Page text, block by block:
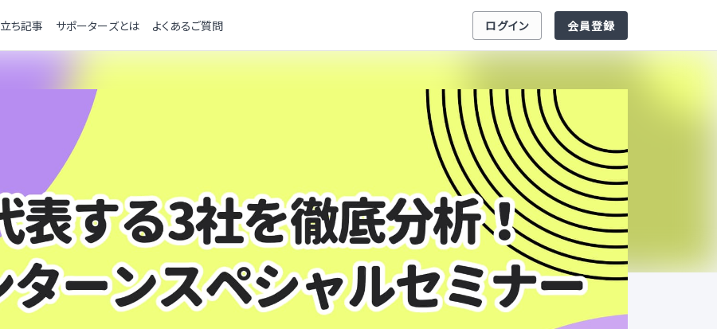
ち記事 サポーターズとは よくあるご質問 ログイン 会員登録